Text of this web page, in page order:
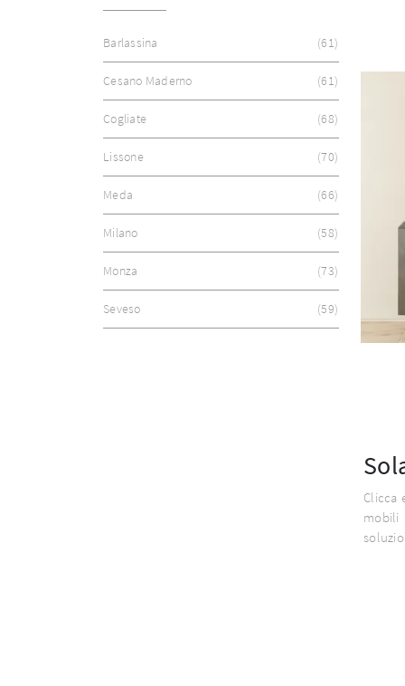
Clicca
Barlassina 61
Cesano Maderno 61
Cogliate 68
Lissone 70
Meda 66
Milano 58
Monza 73
Seveso 59